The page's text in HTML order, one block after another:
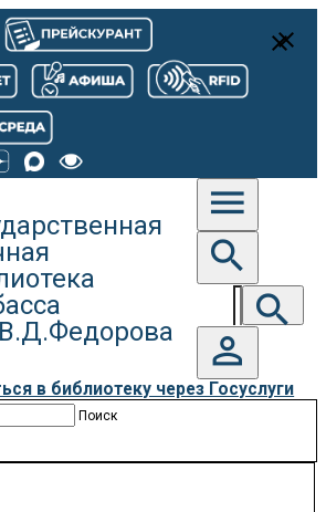
menu
search
search
person_outline
в библиотеку через Госуслуги
close
Поиск
close